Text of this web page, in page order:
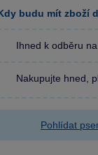
budu mít zboží
Ihned k odběru na
Nakupujte hned,
Pohlídat